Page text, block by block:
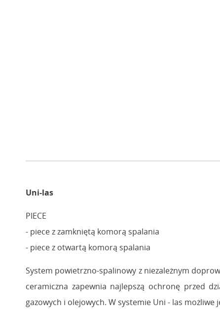
Uni-las
PIECE
- piece z zamkniętą komorą spalania
- piece z otwartą komorą spalania
System powietrzno-spalinowy z niezależnym
ceramiczna zapewnia najlepszą ochronę przed
gazowych i olejowych. W systemie Uni - las